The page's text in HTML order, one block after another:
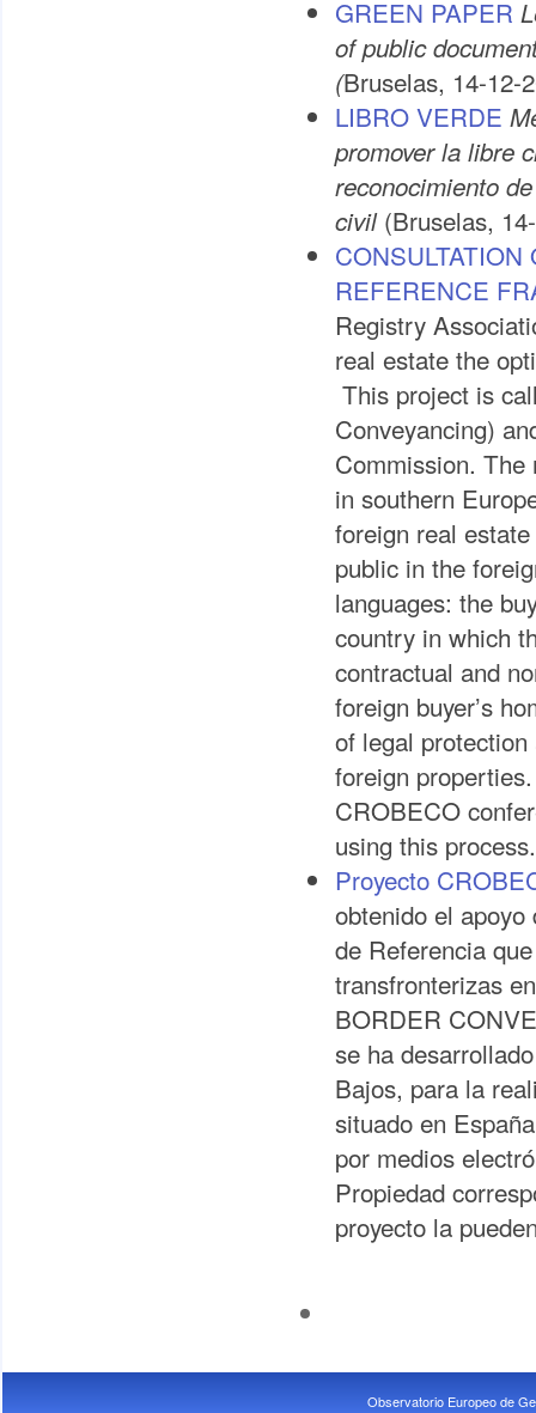
GREEN PAPER
of public
(Bruselas, 14-12-
LIBRO VERDE
promover la libre
reconocimiento
civil(Bruselas,
REFERENCE
Registry
real estate the
This project is
Conveyancing)
Commission.
in southern
foreign real
public in the
languages: the
country in which
contractual and
foreign buyer’s
of legal
foreign
CROBECO
using this process.
Proyecto
obtenido el
de Referencia
transfronterizas
BORDER
se ha
Bajos, para la
situado en
por medios
Propiedad
proyecto la
Observatorio Europeo de